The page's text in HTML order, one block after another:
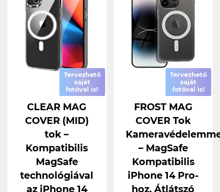
Tervezhető
saját
fotóval is!
CLEAR MAG
COVER (MID)
tok –
Kompatibilis
MagSafe
technológiával
az iPhone 14
Tervezhető
saját
fotóval is!
FROST MAG
COVER Tok
– MagSafe
Kompatibilis
iPhone 14 Pro-
hoz, Átlátszó